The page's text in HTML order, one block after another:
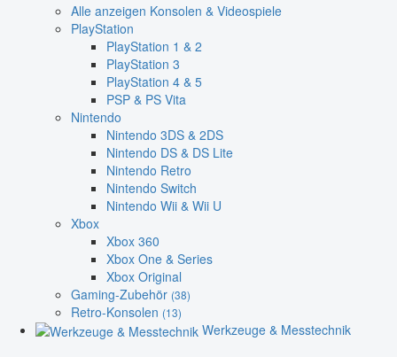
Alle anzeigen Konsolen & Videospiele
PlayStation
PlayStation 1 & 2
PlayStation 3
PlayStation 4 & 5
PSP & PS Vita
Nintendo
Nintendo 3DS & 2DS
Nintendo DS & DS Lite
Nintendo Retro
Nintendo Switch
Nintendo Wii & Wii U
Xbox
Xbox 360
Xbox One & Series
Xbox Original
Gaming-Zubehör (38)
Retro-Konsolen (13)
Werkzeuge & Messtechnik